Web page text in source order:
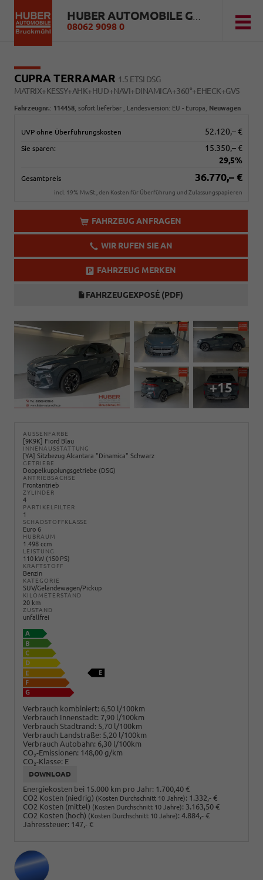
HUBER AUTOMOBILE GMBH
08062 9098 0
CUPRA TERRAMAR 1.5 ETSI DSG
MATRIX+KESSY+AHK+HUD+NAVI+DINAMICA+360°+EHECK+GV5
Fahrzeugnr.: 114458 sofort lieferbar , Landesversion: EU - Europa, Neuwagen
UVP ohne Überführungskosten 52.120,– €
Sie sparen:
15.350,– €
29,5%
Gesamtpreis 36.770,– €
incl. 19% MwSt., den Kosten für Überführung und Zulassungspapieren
FAHRZEUG ANFRAGEN
WIR RUFEN SIE AN
FAHRZEUG MERKEN
FAHRZEUGEXPOSÉ (PDF)
+15
AUSSENFARBE
[9K9K] Fiord Blau
INNENAUSSTATTUNG
[YA] Sitzbezug Alcantara "Dinamica" Schwarz
GETRIEBE
Doppelkupplungsgetriebe (DSG)
ANTRIEBSACHSE
Frontantrieb
ZYLINDER
4
PARTIKELFILTER
1
SCHADSTOFFKLASSE
Euro 6
HUBRAUM
1.498 ccm
LEISTUNG
110 kW (150 PS)
KRAFTSTOFF
Benzin
KATEGORIE
SUV/Geländewagen/Pickup
KILOMETERSTAND
20 km
ZUSTAND
unfallfrei
Verbrauch kombiniert: 6,50 l/100km
Verbrauch Innenstadt: 7,90 l/100km
Verbrauch Stadtrand: 5,70 l/100km
Verbrauch Landstraße: 5,20 l/100km
Verbrauch Autobahn: 6,30 l/100km
CO2-Emissionen: 148,00 g/km
CO2-Klasse: E
DOWNLOAD
Energiekosten bei 15.000 km pro Jahr: 1.700,40 €
CO2 Kosten (niedrig) (Kosten Durchschnitt 10 Jahre): 1.332,- €
CO2 Kosten (mittel) (Kosten Durchschnitt 10 Jahre): 3.163,50 €
CO2 Kosten (hoch) (Kosten Durchschnitt 10 Jahre): 4.884,- €
Jahressteuer: 147,- €